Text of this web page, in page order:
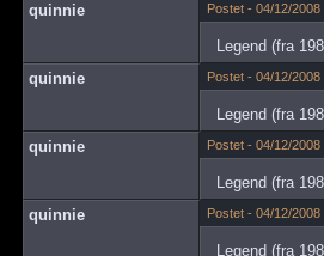
quinnie
Postet - 04/12/2008
Legend (fra
quinnie
Postet - 04/12/2008
Legend (fra
quinnie
Postet - 04/12/2008
Legend (fra
quinnie
Postet - 04/12/2008
Legend (fra